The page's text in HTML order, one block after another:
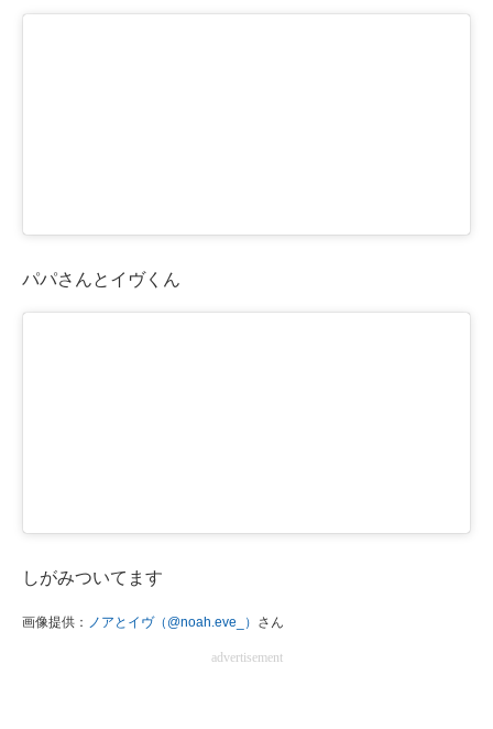
パパさんとイヴくん
しがみついてます
画像提供： ノアとイヴ（@noah.eve_） さん
advertisement